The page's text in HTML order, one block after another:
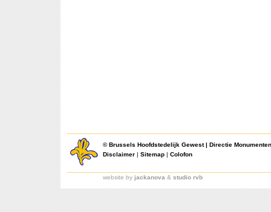
©Brussels Hoofdstedelijk Gewest| Directie
Disclaimer | Sitemap | Colofon
website by jackanova & studio rvb